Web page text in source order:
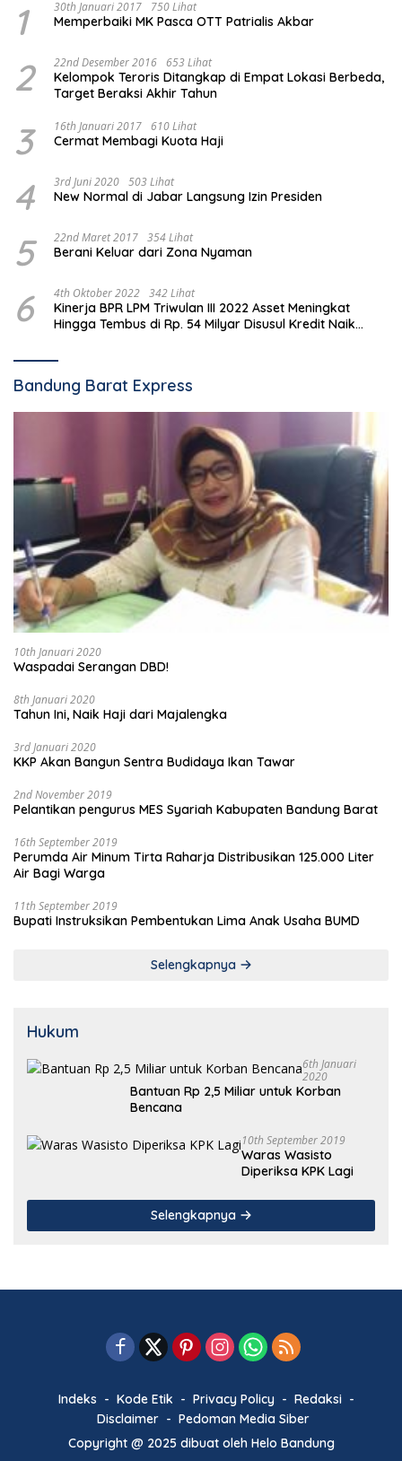
1 30th Januari 2017 750 Lihat
Memperbaiki MK Pasca OTT Patrialis Akbar
2 22nd Desember 2016 653 Lihat
Kelompok Teroris Ditangkap di Empat Lokasi Berbeda,
Target Beraksi Akhir Tahun
3 16th Januari 2017 610 Lihat
Cermat Membagi Kuota Haji
4 3rd Juni 2020 503 Lihat
New Normal di Jabar Langsung Izin Presiden
5 22nd Maret 2017 354 Lihat
Berani Keluar dari Zona Nyaman
6 4th Oktober 2022 342 Lihat
Kinerja BPR LPM Triwulan III 2022 Asset Meningkat
Hingga Tembus di Rp. 54 Milyar Disusul Kredit Naik
Bandung Barat Express
10th Januari 2020
Waspadai Serangan DBD!
8th Januari 2020
Tahun Ini, Naik Haji dari Majalengka
3rd Januari 2020
KKP Akan Bangun Sentra Budidaya Ikan Tawar
2nd November 2019
Pelantikan pengurus MES Syariah Kabupaten Bandung Barat
16th September 2019
Perumda Air Minum Tirta Raharja Distribusikan 125.000 Liter
Air Bagi Warga
11th September 2019
Bupati Instruksikan Pembentukan Lima Anak Usaha BUMD
Selengkapnya
Hukum
6th Januari
2020
Bantuan Rp 2,5 Miliar untuk Korban
Bencana
10th September 2019
Waras Wasisto
Diperiksa KPK Lagi
Selengkapnya
Indeks Kode Etik Privacy Policy
Redaksi
Disclaimer
Pedoman Media Siber
Copyright @ 2025 dibuat oleh Helo Bandung